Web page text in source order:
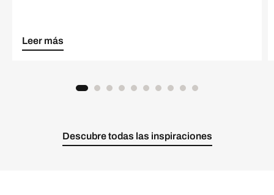
Leer más
Descubre todas las inspiraciones